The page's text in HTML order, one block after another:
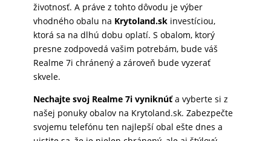
životnosť. A práve z tohto dôvodu je výber
vhodného obalu na Krytoland.skinvestíciou,
ktorá sa na dlhú dobu oplatí. S obalom, ktorý
presne zodpovedá vašim potrebám, bude váš
Realme 7i chránený a zároveň bude vyzerať
skvele.
Nechajte svoj Realme 7i vyniknúťa vyberte si z
našej ponuky obalov na Krytoland.sk. Zabezpečte
svojemu telefónu ten najlepší obal ešte dnes a